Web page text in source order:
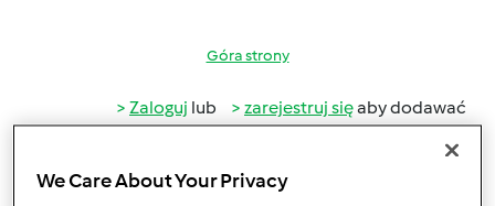
Góra strony
Zaloguj lub zarejestruj sięaby dodawać
komentarze
We Care About Your Privacy